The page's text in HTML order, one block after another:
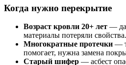
Когда нужно перекрытие
Возраст кровли 20+ лет —
материалы потеряли свойства.
Многократные протечки —
помогает, нужна замена
Старый шифер — асбест